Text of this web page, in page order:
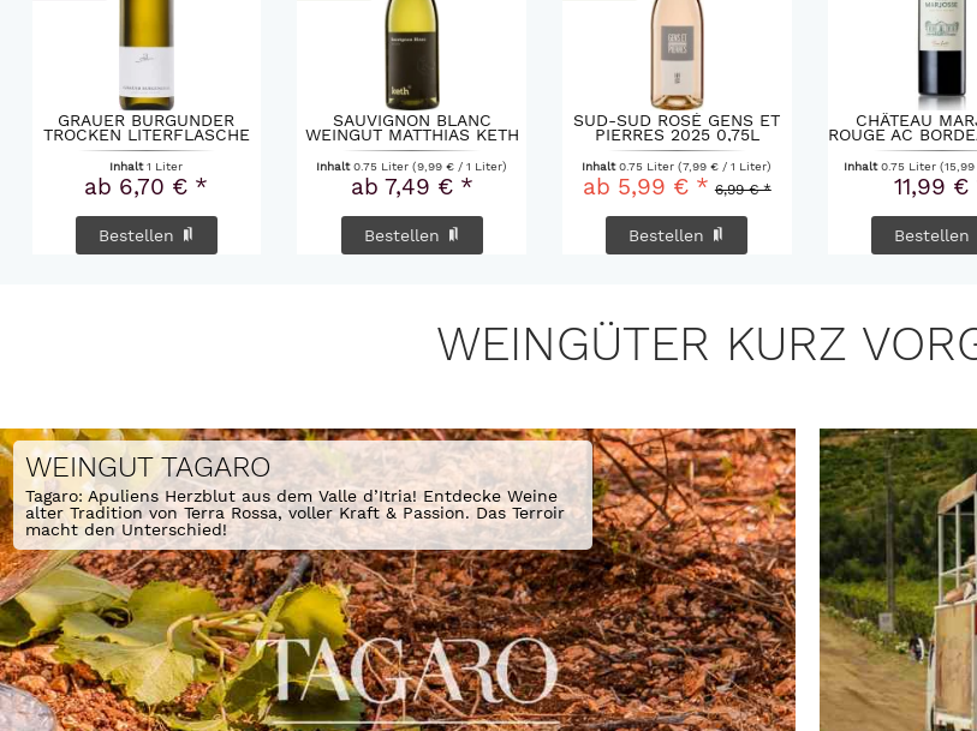
SAUVIGNON BLANC
WEINGUT MATTHIAS KETH
2025 0,75L
0.75 Liter(9,99 € / 1 Liter)
ab 7,49 € *
Bestellen
SUD-SUD ROSÉ GENS ET
PIERRES 2025 0,75L
Inhalt0.75 Liter (7,99 € / 1 Liter)
ab 5,99 € * 6,99 € *
Bestellen
CHÂTEAU MARJOSSE
ROUGE AC BORDEAUX 2020
0,75L
Inhalt0.75 Liter(15,99 € / 1 Liter)
11,99 € *
Bestellen
MARIANA TINTO
DO ROCIM
Inhalt0.75 Liter
ab 8,50
Bestellen
WEINGÜTER KURZ
WEINGUT TAGARO
Tagaro: Apuliens Herzblut aus dem Valle d’Itria! Entdecke Weine
alter Tradition von Terra Rossa, voller Kraft & Passion. Das Terroir
macht den Unterschied!